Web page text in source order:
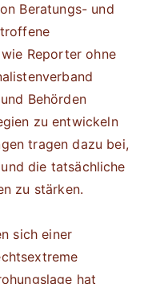
Beratungs- und
Reporter ohne
Behörden
zu entwickeln
tragen dazu bei,
die tatsächliche
zu stärken.
sich einer
hat